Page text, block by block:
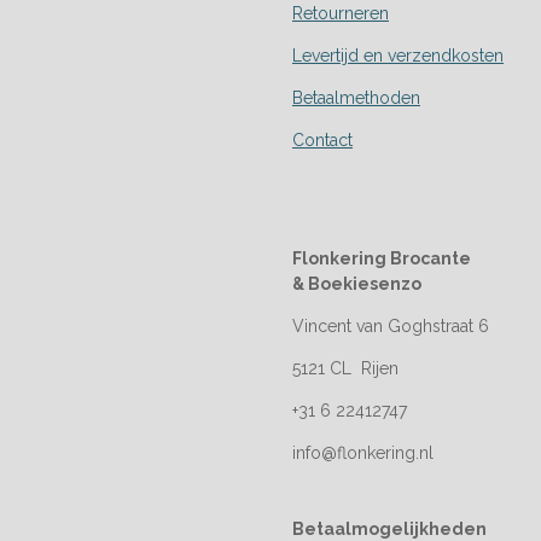
Retourneren
Levertijd en verzendkosten
Betaalmethoden
Contact
Flonkering Brocante
& Boekiesenzo
Vincent van Goghstraat 6
5121 CL Rijen
+31 6 22412747
info@flonkering.nl
Betaalmogelijkheden